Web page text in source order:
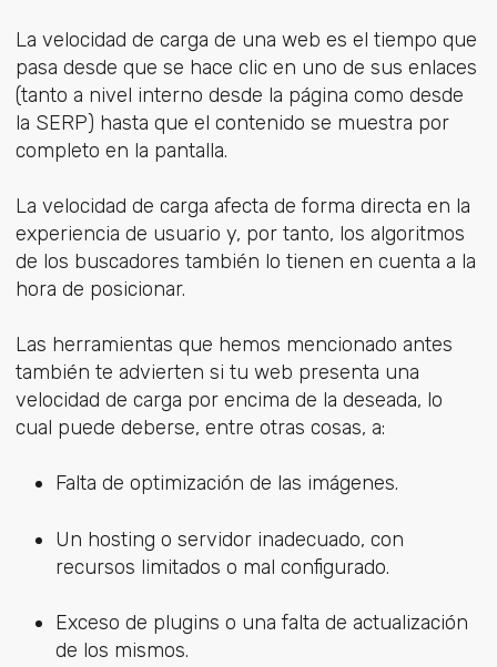
La velocidad de carga de una web es el tiempo que
pasa desde que se hace clic en uno de sus enlaces
(tanto a nivel interno desde la página como desde
la SERP) hasta que el contenido se muestra por
completo en la pantalla.
La velocidad de carga afecta de forma directa en la
experiencia de usuario y, por tanto, los algoritmos
de los buscadores también lo tienen en cuenta a la
hora de posicionar.
Las herramientas que hemos mencionado antes
también te advierten si tu web presenta una
velocidad de carga por encima de la deseada, lo
cual puede deberse, entre otras cosas, a:
Falta de optimización de las imágenes.
Un hosting o servidor inadecuado, con
recursos limitados o mal configurado.
Exceso de plugins o una falta de actualización
de los mismos.